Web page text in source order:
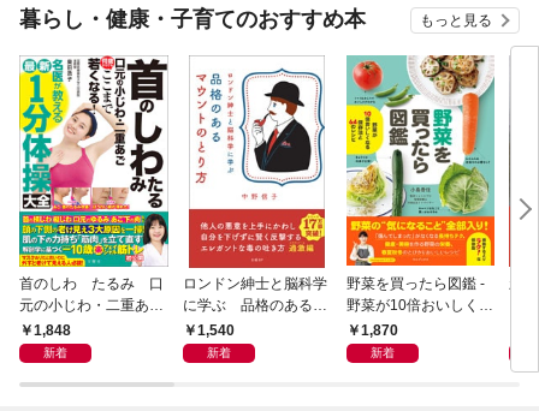
暮らし・健康・子育てのおすすめ本 もっと見る
首のしわ たるみ 口
元の小じわ・二重あ
ご 何歳からでもここ
まで若くなる！ 名医
大全
1,848
新着
ロンドン紳士と脳科学
に学ぶ 品格のあるマ
ウントのとり方
1,540
新着
野菜を買ったら図鑑 -
野菜が10倍おいしくな
る保存法と64のレシピ
-
1,870
新着
新